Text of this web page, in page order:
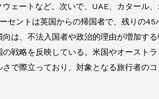
ェートなど。次いで、UAE、カタール
セントは英国からの帰国者で、残りの
は、不法入国者や政治的理由が増加す
戦略を反映している。米国やオースト
で際立っており、対象となる旅行者のコ